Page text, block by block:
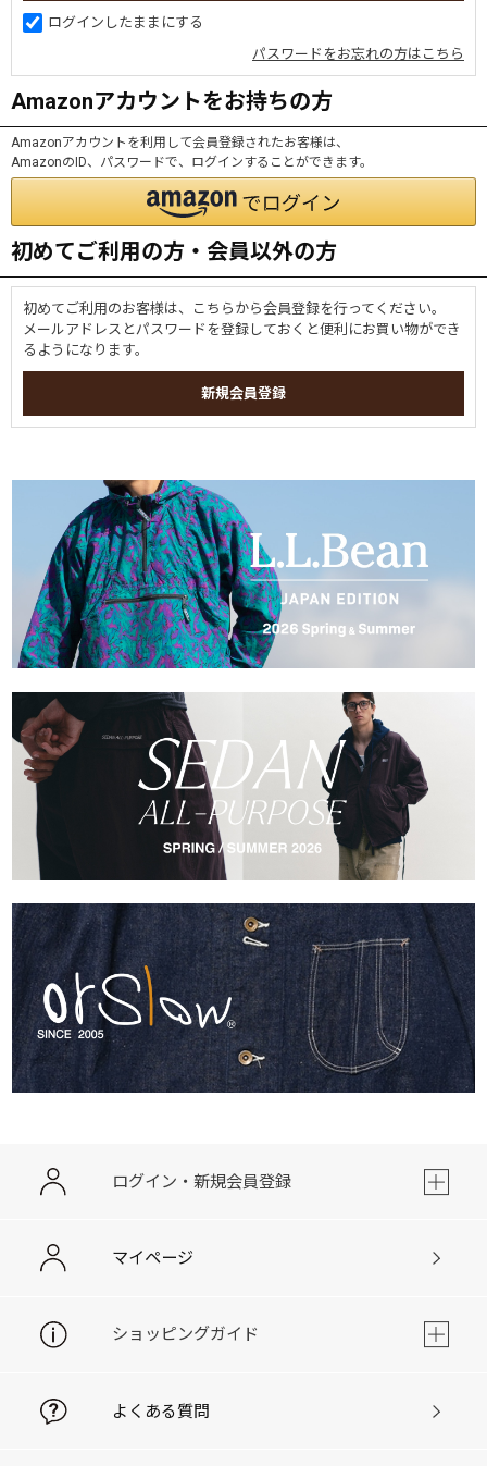
ログインしたままにする
パスワードをお忘れの方はこちら
Amazonアカウントをお持ちの方
Amazonアカウントを利用して会員登録されたお客様は、
AmazonのID、パスワードで、ログインすることができます。
初めてご利用の方・会員以外の方
初めてご利用のお客様は、こちらから会員登録を行ってください。
メールアドレスとパスワードを登録しておくと便利にお買い物ができ
るようになります。
ログイン・新規会員登録
マイページ
ショッピングガイド
よくある質問